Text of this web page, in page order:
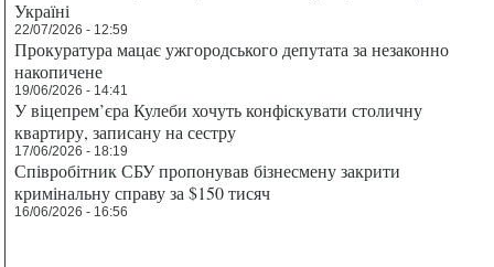
Україні
22/07/2026 - 12:59
Прокуратура мацає ужгородського депутата за незаконно
накопичене
19/06/2026 - 14:41
У віцепрем’єра Кулеби хочуть конфіскувати столичну
квартиру, записану на сестру
17/06/2026 - 18:19
Співробітник СБУ пропонував бізнесмену закрити
кримінальну справу за $150 тисяч
16/06/2026 - 16:56